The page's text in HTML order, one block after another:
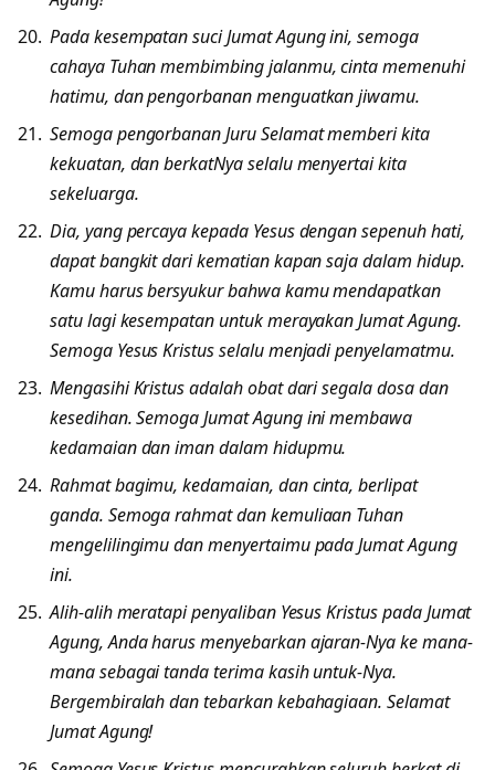
Pada kesempatan suci Jumat Agung ini, semoga
cahaya Tuhan membimbing jalanmu, cinta memenuhi
hatimu, dan pengorbanan menguatkan jiwamu.
Semoga pengorbanan Juru Selamat memberi kita
kekuatan, dan berkatNya selalu menyertai kita
sekeluarga.
Dia, yang percaya kepada Yesus dengan sepenuh hati,
dapat bangkit dari kematian kapan saja dalam hidup.
Kamu harus bersyukur bahwa kamu mendapatkan
satu lagi kesempatan untuk merayakan Jumat Agung.
Semoga Yesus Kristus selalu menjadi penyelamatmu.
Mengasihi Kristus adalah obat dari segala dosa dan
kesedihan. Semoga Jumat Agung ini membawa
kedamaian dan iman dalam hidupmu.
Rahmat bagimu, kedamaian, dan cinta, berlipat
ganda. Semoga rahmat dan kemuliaan Tuhan
mengelilingimu dan menyertaimu pada Jumat Agung
ini.
Alih-alih meratapi penyaliban Yesus Kristus pada Jumat
Agung, Anda harus menyebarkan ajaran-Nya ke mana-
mana sebagai tanda terima kasih untuk-Nya.
Bergembiralah dan tebarkan kebahagiaan. Selamat
Jumat Agung!